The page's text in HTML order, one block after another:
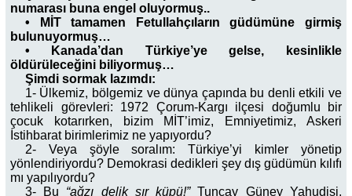
numarası buna engel oluyormuş..
•
MİT tamamen Fetullahçıların güdümüne girmiş
bulunuyormuş…
•
Kanada’dan Türkiye’ye gelse, kesinlikle
öldürüleceğini biliyormuş…
Şimdi sormak lazımdı:
1- Ülkemiz, bölgemiz ve dünya çapında bu denli etkili ve
tehlikeli görevleri: 1972 Çorum-Kargı ilçesi doğumlu bir
çocuk kotarırken, bizim MİT’imiz, Emniyetimiz, Askeri
İstihbarat birimlerimiz ne yapıyordu?
2- Veya şöyle soralım: Türkiye’yi kimler yönetip
yönlendiriyordu? Demokrasi dedikleri şey dış güdümün kılıfı
mı yapılıyordu?
3- Bu “ağzı delik sır küpü!”Tuncay Güney Yahudisi,